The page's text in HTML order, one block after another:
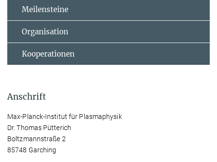
Meilensteine
Organisation
Kooperationen
Anschrift
Max-Planck-Institut für Plasmaphysik
Dr. Thomas Pütterich
Boltzmannstraße 2
85748 Garching